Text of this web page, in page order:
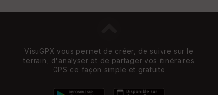
VisuGPX vous permet de créer, de suivre sur le
terrain, d'analyser et de partager vos itinéraires
GPS de façon simple et gratuite